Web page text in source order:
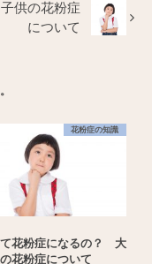
供の花粉症
について
花粉症の知識
花粉症になるの？ 大
花粉症について